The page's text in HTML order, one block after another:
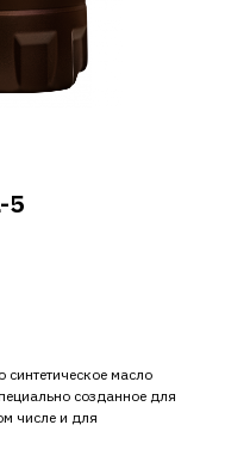
5
синтетическое масло
созданное для
числе и для